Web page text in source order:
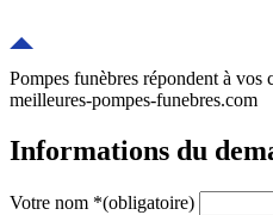
Pompes funèbres répondent à vos
meilleures-pompes-funebres.com
Informations du
Votre nom *(obligatoire)